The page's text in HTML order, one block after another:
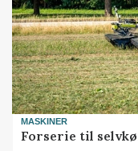
MASKINER
Forserie til